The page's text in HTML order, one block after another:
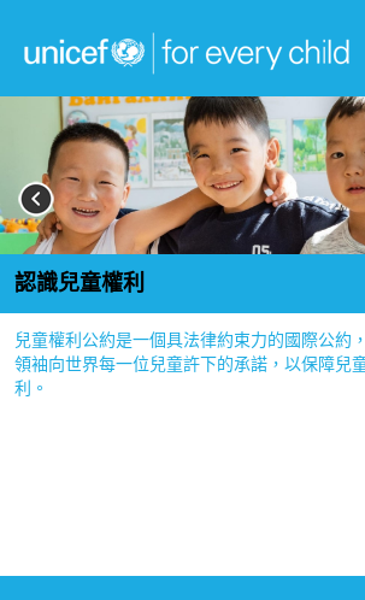
認識兒童權利
兒童權利公約是一個具法律約束力的國際公約
領袖向世界每一位兒童許下的承諾，以保障兒
利。